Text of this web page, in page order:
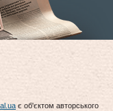
є об'єктом авторського